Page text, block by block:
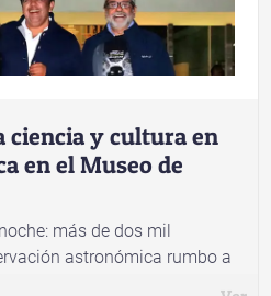
ciencia y cultura en
en el Museo de
más de dos mil
astronómica rumbo a